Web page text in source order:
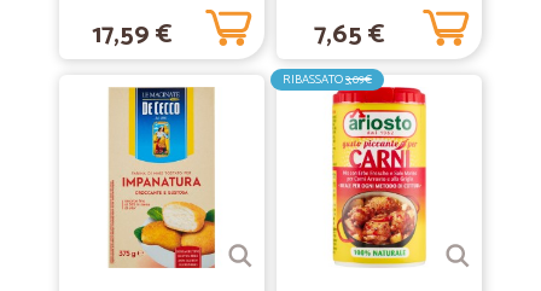
17,59 € 7,65 €
RIBASSATO3,09€